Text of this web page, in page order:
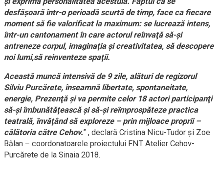
desfăşoară într-o perioadă scurtă de timp, face ca fiecare
moment să fie valorificat la maximum: se lucrează intens,
într-un cantonament în care actorul reînvaţă să-şi
antreneze corpul, imaginaţia şi creativitatea, să descopere
noi lumi,să reinventeze spaţii.
Această muncă intensivă de 9 zile, alături de regizorul
Silviu Purcărete, înseamnă libertate, spontaneitate,
energie, Prezenţă şi va permite celor 18 actori participanţi
să-şi îmbunătăţească şi să-şi reîmprospăteze practica
teatrală, învăţând să exploreze – prin mijloace proprii –
călătoria către Cehov.” , declară Cristina Nicu-Tudor şi Zoe
Bălan – coordonatoarele proiectului FNT Atelier Cehov-
Purcărete de la Sinaia 2018.